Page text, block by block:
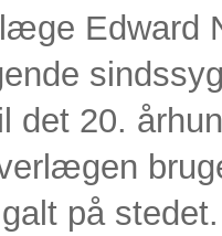
Edward
det 20.
på